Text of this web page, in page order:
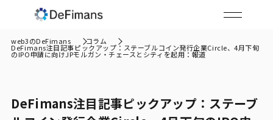
web3のDeFimans コラム
DeFimans注目記事ピックアップ：ステーブルコイン発行企業Circle、4月下旬
のIPO申請に向けJPモルガン・チェースとシティを起用：報道
DeFimans注目記事ピックアップ：ステーブ